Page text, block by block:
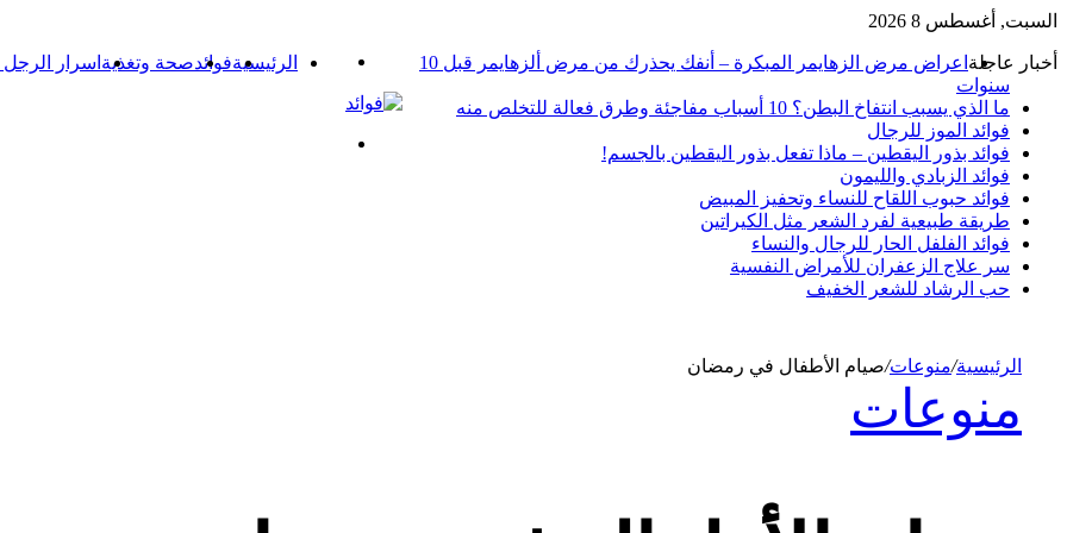
السبت, أغسطس 8 2026
أخبار عاجلة
اعراض مرض الزهايمر المبكرة – أنفك يحذرك من مرض ألزهايمر قبل 10
سنوات
ما الذي يسبب انتفاخ البطن؟ 10 أسباب مفاجئة وطرق فعالة للتخلص منه
فوائد الموز للرجال
فوائد بذور اليقطين – ماذا تفعل بذور اليقطين بالجسم!
فوائد الزبادي والليمون
فوائد حبوب اللقاح للنساء وتحفيز المبيض
طريقة طبيعية لفرد الشعر مثل الكيراتين
فوائد الفلفل الحار للرجال والنساء
سر علاج الزعفران للأمراض النفسية
حب الرشاد للشعر الخفيف
القائمةالرئيسيةفوائدصحة وتغذية اسرار الرجل
الرئيسية/منوعات/صيام الأطفال في رمضان
منوعات